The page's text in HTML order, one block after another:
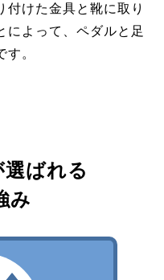
付けた金具と靴に取り
によって、ペダルと足
。
ばれる
み